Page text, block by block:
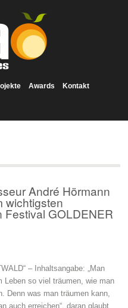
Awards
Kontakt
André Hörmann
wichtigsten
GOLDENER
– Inhaltsangabe: „Man
Leben so viel träumen, wie man
Denn was man träumen kann,
auch erreichen“, daran glaubt